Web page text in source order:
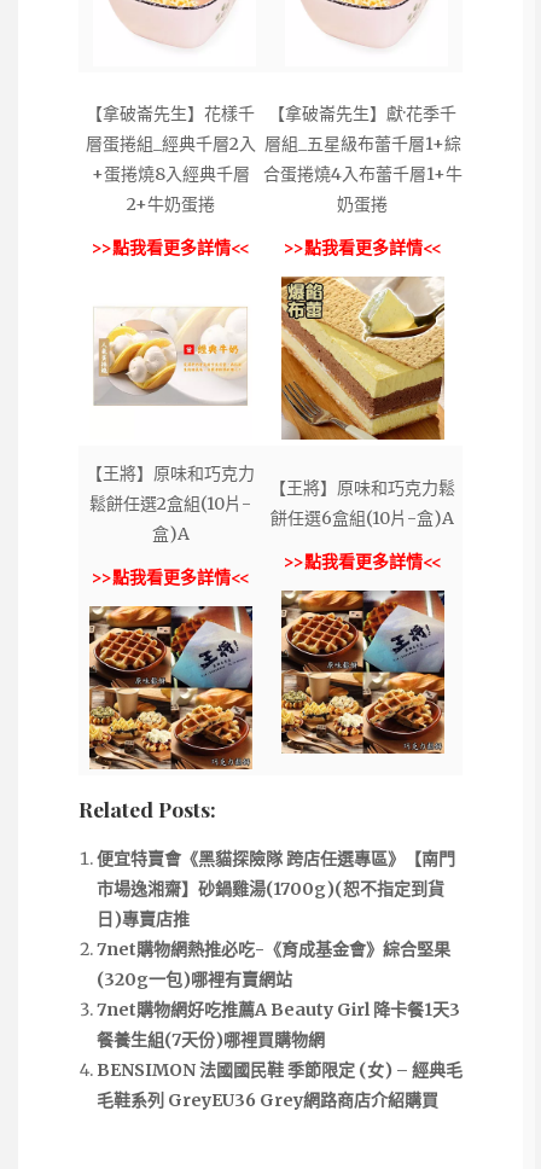
【拿破崙先生】花樣千
層蛋捲組_經典千層2入
+蛋捲燒8入經典千層
2+牛奶蛋捲
>>點我看更多詳情<<
【拿破崙先生】獻·花季千
層組_五星級布蕾千層1+綜
合蛋捲燒4入布蕾千層1+牛
奶蛋捲
>>點我看更多詳情<<
【王將】原味和巧克力
鬆餅任選2盒組(10片-
盒)A
>>點我看更多詳情<<
【王將】原味和巧克力鬆
餅任選6盒組(10片-盒)A
>>點我看更多詳情<<
Related Posts:
便宜特賣會《黑貓探險隊 跨店任選專區》【南門
市場逸湘齋】砂鍋雞湯(1700g)(恕不指定到貨
日)專賣店推
7net購物網熱推必吃-《育成基金會》綜合堅果
(320g一包)哪裡有賣網站
7net購物網好吃推薦A Beauty Girl 降卡餐1天3
餐養生組(7天份)哪裡買購物網
BENSIMON 法國國民鞋 季節限定 (女) – 經典毛
毛鞋系列 GreyEU36 Grey網路商店介紹購買